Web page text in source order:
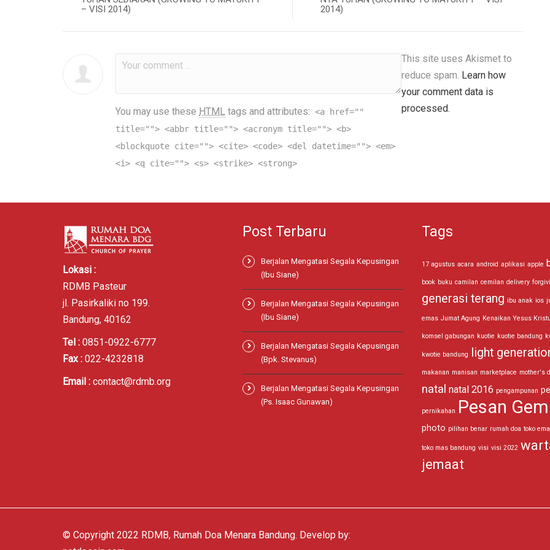
– VISI 2014)
2014)
You may use these HTML tags and attributes: <a href=""
title=""> <abbr title=""> <acronym title=""> <b>
<blockquote cite=""> <cite> <code> <del datetime=""> <em>
<i> <q cite=""> <s> <strike> <strong>
This site uses Akismet to
reduce spam. Learn how
your comment data is
processed.
Lokasi :
RDMB Pasteur
jl. Pasirkaliki no 199.
Bandung, 40162
Tel : 0851-0922-6777
Fax : 022-4232818
Email : contact@rdmb.org
Post Terbaru
Berjalan Mengatasi Segala Kepusingan
(Ibu Siane)
Berjalan Mengatasi Segala Kepusingan
(Ibu Siane)
Berjalan Mengatasi Segala Kepusingan
(Bpk. Stevanus)
Berjalan Mengatasi Segala Kepusingan
(Ps. Isaac Gunawan)
Tags
17 agustus acara android aplikasi apple
book buku camilan cemilan delivery
generasi terang ibu anak ios
emas Jumat Agung Kenaikan Yesus
komsel gabungan kuotie kuotie bandung
kwotie bandung light
makanan manisan marketplace mother's
natal natal 2016 pengampunan
pernikahan Pesan
photo pilihan benar rumah doa toko
toko mas bandung visi visi 2022
jemaat
© Copyright 2022 RDMB, Rumah Doa Menara Bandung. Develop by: